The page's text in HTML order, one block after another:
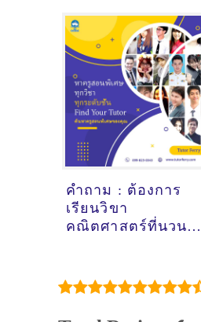
- ดูคำแนะนำครูสอน
พิเศษที่นี่
คำถาม : ต้องการ
เรียนวิขา
คณิตศาสตร์ที่นวนคร
ที่นี่